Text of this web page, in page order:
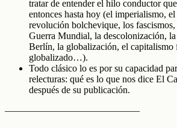
tratar de entender el hilo conductor
entonces hasta hoy (el imperialismo,
revolución bolchevique, los
Guerra Mundial, la descolonización,
Berlín, la globalización, el capitalismo
globalizado…).
Todo clásico lo es por su capacidad
relecturas: qué es lo que nos dice El
después de su publicación.
——————————————